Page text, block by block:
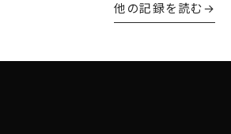
他の記録を読む